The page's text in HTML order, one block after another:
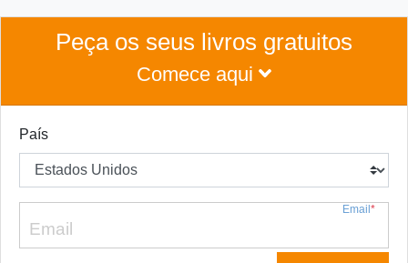
Peça os seus livros gratuitos
Comece aqui
País
Email *